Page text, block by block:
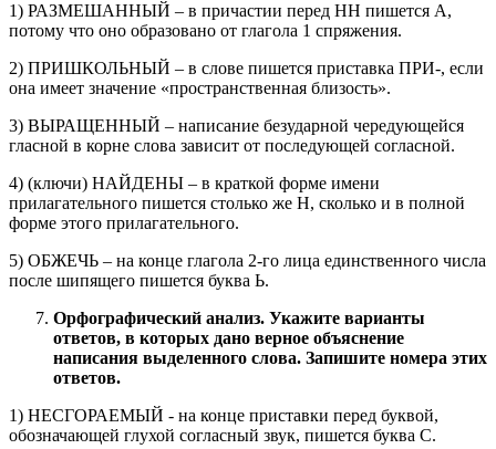
1) РАЗМЕШАННЫЙ – в причастии перед НН пишется А,
потому что оно образовано от глагола 1 спряжения.
2) ПРИШКОЛЬНЫЙ – в слове пишется приставка ПРИ-, если
она имеет значение «пространственная близость».
3) ВЫРАЩЕННЫЙ – написание безударной чередующейся
гласной в корне слова зависит от последующей согласной.
4) (ключи) НАЙДЕНЫ – в краткой форме имени
прилагательного пишется столько же Н, сколько и в полной
форме этого прилагательного.
5) ОБЖЕЧЬ – на конце глагола 2-го лица единственного числа
после шипящего пишется буква Ь.
Орфографический анализ. Укажите варианты
ответов, в которых дано верное объяснение
написания выделенного слова. Запишите номера этих
ответов.
1) НЕСГОРАЕМЫЙ - на конце приставки перед буквой,
обозначающей глухой согласный звук, пишется буква С.